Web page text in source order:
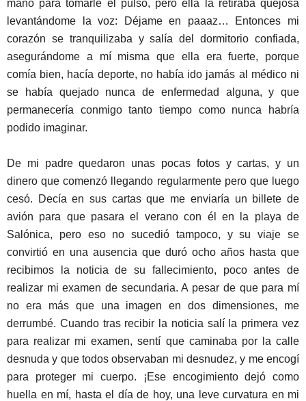
mano para tomarle el pulso, pero ella la retiraba quejosa
levantándome la voz: Déjame en paaaz… Entonces mi
corazón se tranquilizaba y salía del dormitorio confiada,
asegurándome a mí misma que ella era fuerte, porque
comía bien, hacía deporte, no había ido jamás al médico ni
se había quejado nunca de enfermedad alguna, y que
permanecería conmigo tanto tiempo como nunca habría
podido imaginar.
De mi padre quedaron unas pocas fotos y cartas, y un
dinero que comenzó llegando regularmente pero que luego
cesó. Decía en sus cartas que me enviaría un billete de
avión para que pasara el verano con él en la playa de
Salónica, pero eso no sucedió tampoco, y su viaje se
convirtió en una ausencia que duró ocho años hasta que
recibimos la noticia de su fallecimiento, poco antes de
realizar mi examen de secundaria. A pesar de que para mí
no era más que una imagen en dos dimensiones, me
derrumbé. Cuando tras recibir la noticia salí la primera vez
para realizar mi examen, sentí que caminaba por la calle
desnuda y que todos observaban mi desnudez, y me encogí
para proteger mi cuerpo. ¡Ese encogimiento dejó como
huella en mí, hasta el día de hoy, una leve curvatura en mi